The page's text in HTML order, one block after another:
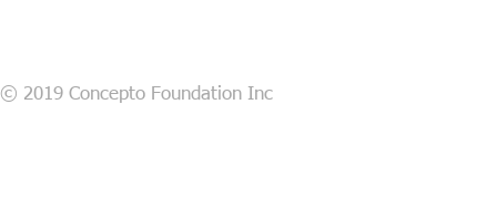
© 2019 Concepto Foundation Inc